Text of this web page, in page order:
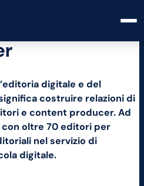
digitale e del
costruire relazioni di
e content producer. Ad
con oltre 70 editori per
nel servizio di
digitale.